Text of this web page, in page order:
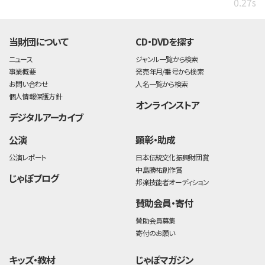
当財団について
ニュース
事業概要
お問い合わせ
個人情報保護方針
デジタルアーカイブ
CD・DVDを探す
ジャンル一覧から検索
発売年月/番号から検索
人名一覧から検索
オンラインストア
公演
公演レポート
じゃぽブログ
顕彰・助成
日本伝統文化振興財団賞
中島勝祐創作賞
邦楽技能者オーディション
賛助会員・寄付
賛助会員募集
寄付のお願い
キッズ・教材 じゃぽマガジン